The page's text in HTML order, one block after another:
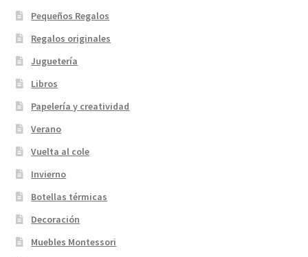
Pequeños Regalos
Regalos originales
Juguetería
Libros
Papelería y creatividad
Verano
Vuelta al cole
Invierno
Botellas térmicas
Decoración
Muebles Montessori